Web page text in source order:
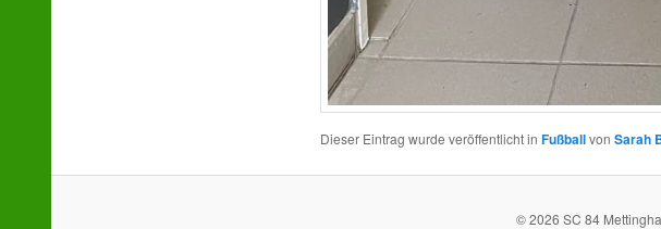
Dieser Eintrag wurde veröffentlicht in Fußballvon Sarah
© 2026 SC 84